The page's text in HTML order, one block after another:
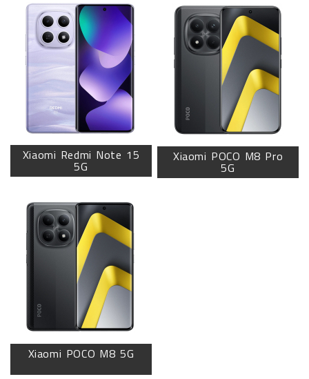
Xiaomi Redmi Note 15
5G
Xiaomi POCO M8 Pro
5G
Xiaomi POCO M8 5G